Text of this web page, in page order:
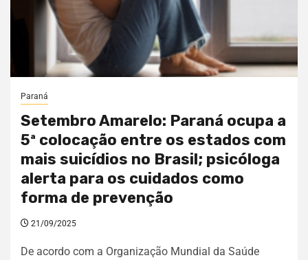
Paraná
Setembro Amarelo: Paraná ocupa a
5ª colocação entre os estados com
mais suicídios no Brasil; psicóloga
alerta para os cuidados como
forma de prevenção
21/09/2025
De acordo com a Organização Mundial da Saúde